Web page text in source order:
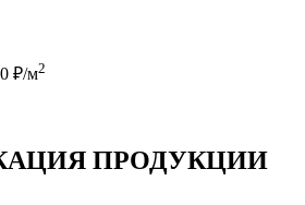
₽/м2
ПРОДУКЦИИ